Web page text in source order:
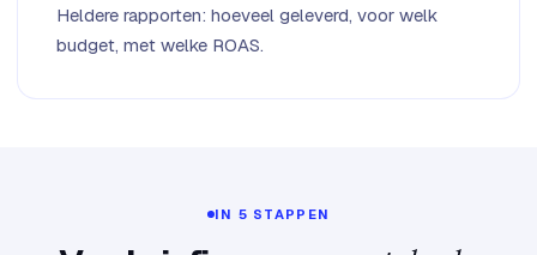
Heldere rapporten: hoeveel geleverd, voor welk
budget, met welke ROAS.
IN 5 STAPPEN